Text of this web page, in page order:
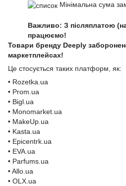
Мінімальна сума
Важливо: З післяплатою
працюємо!
Товари бренду Deeply
маркетплейсах!
Це стосується таких платформ, як:
• Rozetka.ua
• Prom.ua
• Bigl.ua
• Monomarket.ua
• MakeUp.ua
• Kasta.ua
• Epicentrk.ua
• EVA.ua
• Parfums.ua
• Allo.ua
• OLX.ua